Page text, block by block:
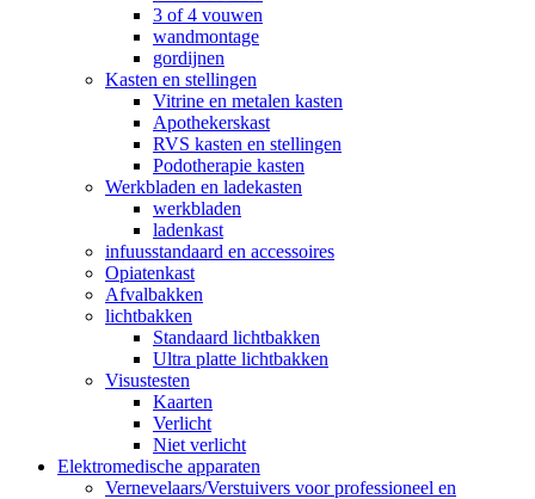
3 of 4 vouwen
wandmontage
gordijnen
Kasten en stellingen
Vitrine en metalen kasten
Apothekerskast
RVS kasten en stellingen
Podotherapie kasten
Werkbladen en ladekasten
werkbladen
ladenkast
infuusstandaard en accessoires
Opiatenkast
Afvalbakken
lichtbakken
Standaard lichtbakken
Ultra platte lichtbakken
Visustesten
Kaarten
Verlicht
Niet verlicht
Elektromedische apparaten
Vernevelaars/Verstuivers voor professioneel en